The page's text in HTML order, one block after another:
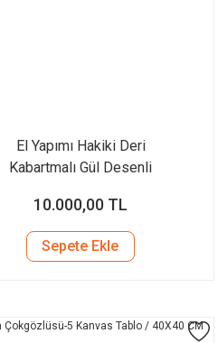
El Yapımı Hakiki Deri
Kabartmalı Gül Desenli
10.000,00 TL
Sepete Ekle